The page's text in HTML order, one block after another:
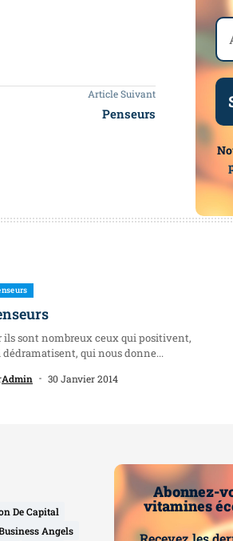
Article Suivant
Penseurs
ils sont nombreux ceux qui positivent,
dédramatisent, qui nous donne...
Admin 30 Janvier 2014
De Capital
Angels
Abonnez-
vitamines